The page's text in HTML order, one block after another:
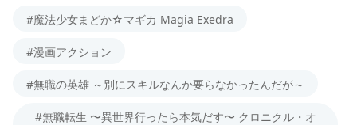
#魔法少女まどか☆マギカ Magia Exedra
#漫画アクション
#無職の英雄 ～別にスキルなんか要らなかったんだが～
#無職転生 〜異世界行ったら本気だす〜 クロニクル・オ